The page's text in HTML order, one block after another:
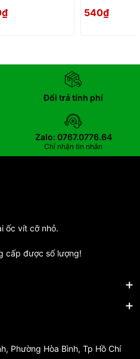
Mong
Dau Dep
540₫
Đổi trả tính phí
Zalo: 0767.0776.64
Chỉ nhận tin nhắn
ốc vít cỡ nhỏ.
cấp được số lượng!
Phường Hòa Bình, Tp Hồ Chí